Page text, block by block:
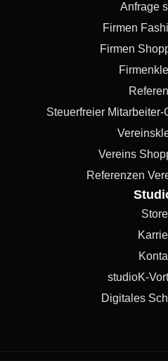
Anfrage
Firmen
Firmen
Steuerfreier
Vereins
Referenzen
studioK-
Digitales